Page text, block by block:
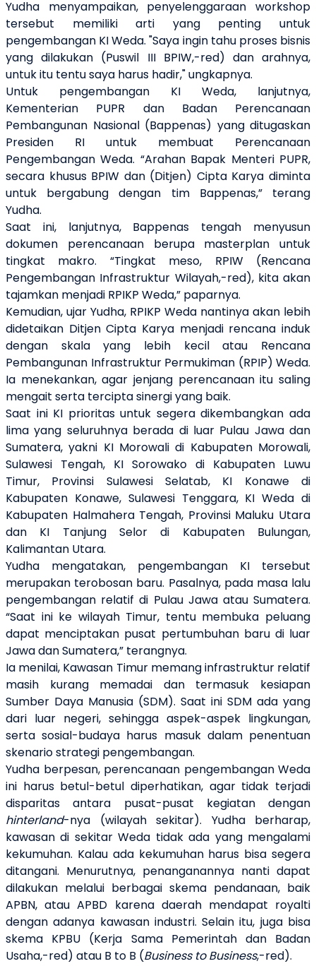
Yudha menyampaikan, penyelenggaraan workshop
tersebut memiliki arti yang penting untuk
pengembangan KI Weda. "Saya ingin tahu proses bisnis
yang dilakukan (Puswil III BPIW,-red) dan arahnya,
untuk itu tentu saya harus hadir," ungkapnya.
Untuk pengembangan KI Weda, lanjutnya,
Kementerian PUPR dan Badan Perencanaan
Pembangunan Nasional (Bappenas) yang ditugaskan
Presiden RI untuk membuat Perencanaan
Pengembangan Weda. “Arahan Bapak Menteri PUPR,
secara khusus BPIW dan (Ditjen) Cipta Karya diminta
untuk bergabung dengan tim Bappenas,” terang
Yudha.
Saat ini, lanjutnya, Bappenas tengah menyusun
dokumen perencanaan berupa masterplan untuk
tingkat makro. “Tingkat meso, RPIW (Rencana
Pengembangan Infrastruktur Wilayah,-red), kita akan
tajamkan menjadi RPIKP Weda,” paparnya.
Kemudian, ujar Yudha, RPIKP Weda nantinya akan lebih
didetaikan Ditjen Cipta Karya menjadi rencana induk
dengan skala yang lebih kecil atau Rencana
Pembangunan Infrastruktur Permukiman (RPIP) Weda.
Ia menekankan, agar jenjang perencanaan itu saling
mengait serta tercipta sinergi yang baik.
Saat ini KI prioritas untuk segera dikembangkan ada
lima yang seluruhnya berada di luar Pulau Jawa dan
Sumatera, yakni KI Morowali di Kabupaten Morowali,
Sulawesi Tengah, KI Sorowako di Kabupaten Luwu
Timur, Provinsi Sulawesi Selatab, KI Konawe di
Kabupaten Konawe, Sulawesi Tenggara, KI Weda di
Kabupaten Halmahera Tengah, Provinsi Maluku Utara
dan KI Tanjung Selor di Kabupaten Bulungan,
Kalimantan Utara.
Yudha mengatakan, pengembangan KI tersebut
merupakan terobosan baru. Pasalnya, pada masa lalu
pengembangan relatif di Pulau Jawa atau Sumatera.
“Saat ini ke wilayah Timur, tentu membuka peluang
dapat menciptakan pusat pertumbuhan baru di luar
Jawa dan Sumatera,” terangnya.
Ia menilai, Kawasan Timur memang infrastruktur relatif
masih kurang memadai dan termasuk kesiapan
Sumber Daya Manusia (SDM). Saat ini SDM ada yang
dari luar negeri, sehingga aspek-aspek lingkungan,
serta sosial-budaya harus masuk dalam penentuan
skenario strategi pengembangan.
Yudha berpesan, perencanaan pengembangan Weda
ini harus betul-betul diperhatikan, agar tidak terjadi
disparitas antara pusat-pusat kegiatan dengan
hinterland-nya (wilayah sekitar). Yudha berharap,
kawasan di sekitar Weda tidak ada yang mengalami
kekumuhan. Kalau ada kekumuhan harus bisa segera
ditangani. Menurutnya, penanganannya nanti dapat
dilakukan melalui berbagai skema pendanaan, baik
APBN, atau APBD karena daerah mendapat royalti
dengan adanya kawasan industri. Selain itu, juga bisa
skema KPBU (Kerja Sama Pemerintah dan Badan
Usaha,-red) atau B to B (Business to Business,-red).